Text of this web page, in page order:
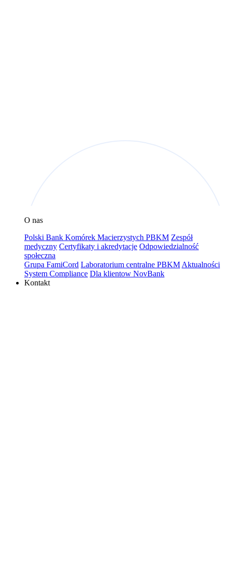
O nas
Polski Bank Komórek Macierzystych PBKM Zespół
medyczny Certyfikaty i akredytacje Odpowiedzialność
społeczna
Grupa FamiCord Laboratorium centralne PBKM Aktualności
System Compliance Dla klientow NovBank
Kontakt